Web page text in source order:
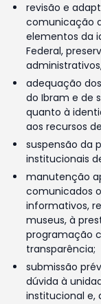
revisão e
comunicação
elementos da
Federal,
adequação
do Ibram e de
quanto à
aos recursos
suspensão da
institucionais
manutenção
comunicados
informativos,
museus, à
programação
transparência;
submissão
dúvida à
institucional e,